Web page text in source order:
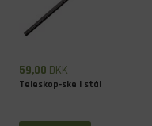
59,00 DKK
Teleskop-ske i stål